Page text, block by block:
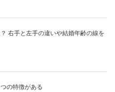
右手と左手の違いや結婚年齢の線を
の特徴がある